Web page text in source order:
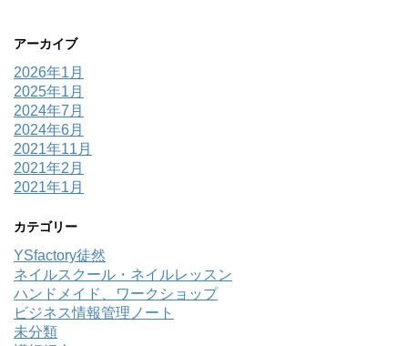
アーカイブ
2026年1月
2025年1月
2024年7月
2024年6月
2021年11月
2021年2月
2021年1月
カテゴリー
YSfactory徒然
ネイルスクール・ネイルレッスン
ハンドメイド、ワークショップ
ビジネス情報管理ノート
未分類